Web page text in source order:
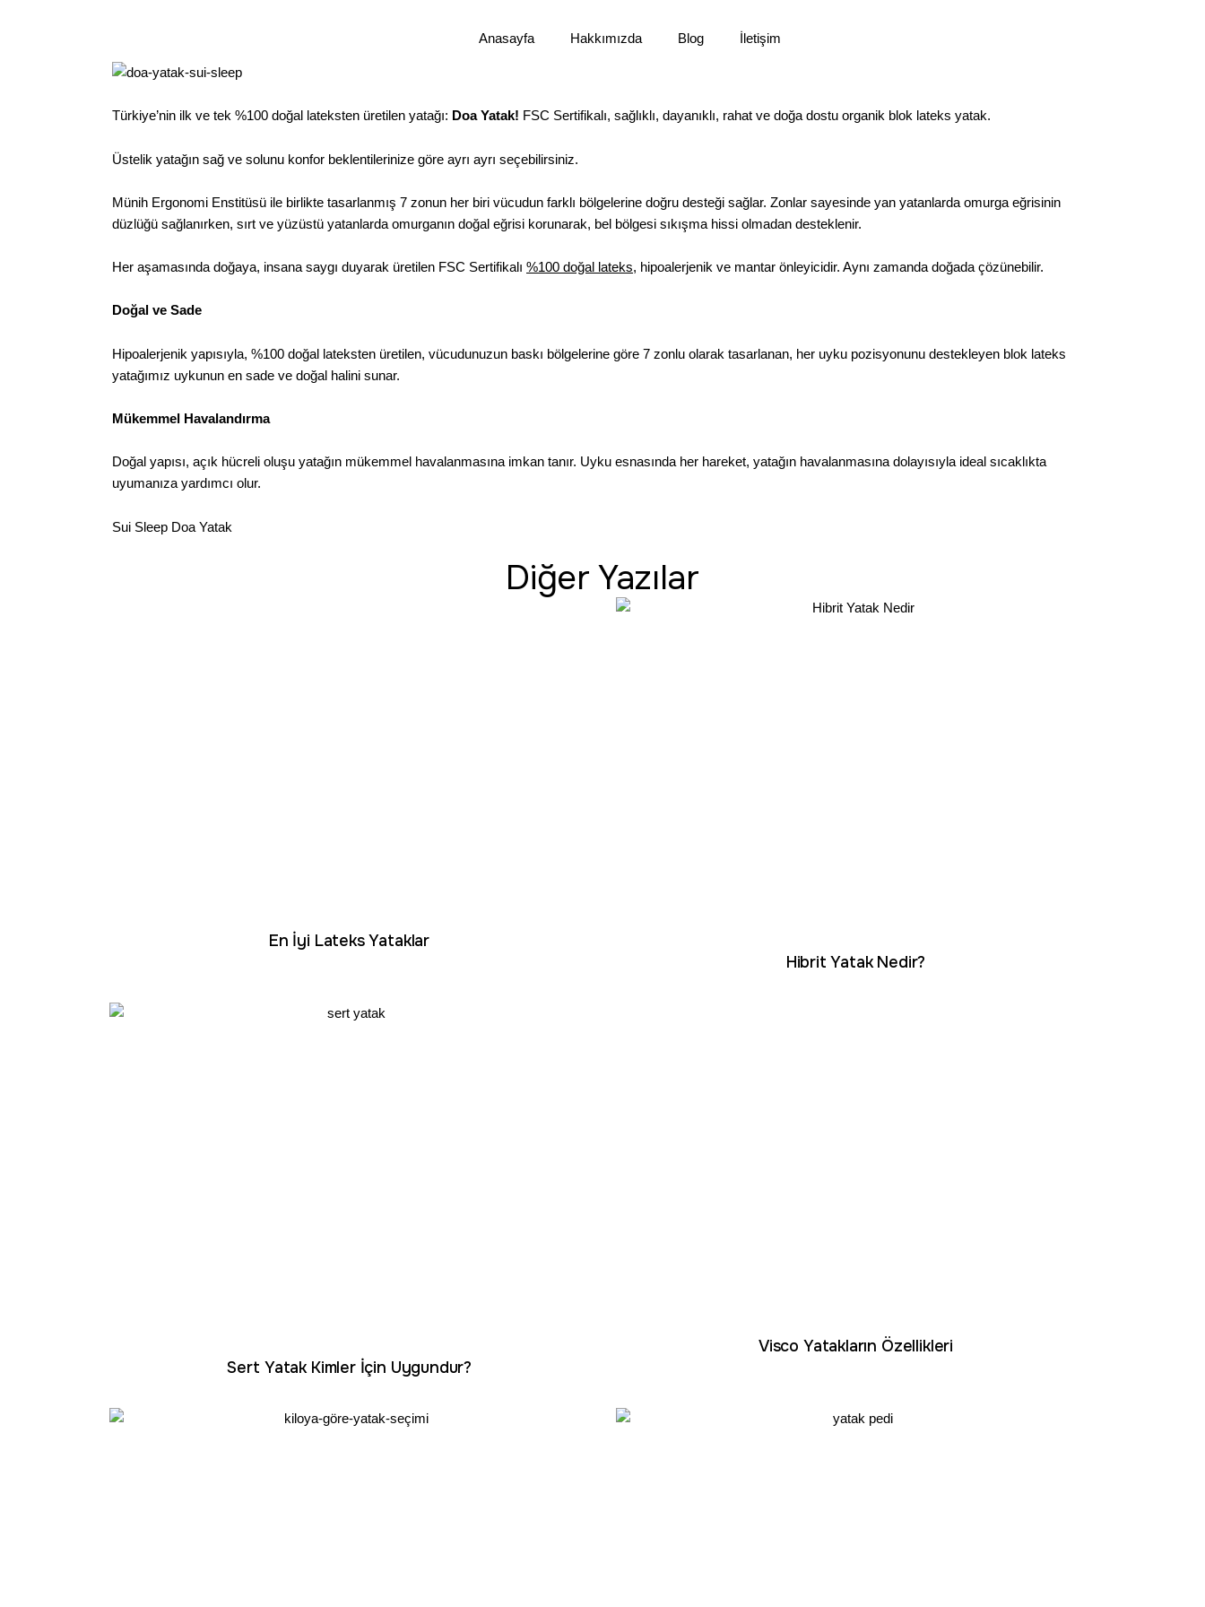
Anasayfa Hakkımızda Blog İletişim
Türkiye’nin ilk ve tek %100 doğal lateksten üretilen yatağı: Doa Yatak! FSC Sertifikalı, sağlıklı, dayanıklı, rahat ve doğa dostu organik blok lateks yatak.
Üstelik yatağın sağ ve solunu konfor beklentilerinize göre ayrı ayrı seçebilirsiniz.
Münih Ergonomi Enstitüsü ile birlikte tasarlanmış 7 zonun her biri vücudun farklı bölgelerine doğru desteği sağlar. Zonlar sayesinde yan yatanlarda omurga eğrisinin
düzlüğü sağlanırken, sırt ve yüzüstü yatanlarda omurganın doğal eğrisi korunarak, bel bölgesi sıkışma hissi olmadan desteklenir.
Her aşamasında doğaya, insana saygı duyarak üretilen FSC Sertifikalı %100 doğal lateks, hipoalerjenik ve mantar önleyicidir. Aynı zamanda doğada çözünebilir.
Doğal ve Sade
Hipoalerjenik yapısıyla, %100 doğal lateksten üretilen, vücudunuzun baskı bölgelerine göre 7 zonlu olarak tasarlanan, her uyku pozisyonunu destekleyen blok lateks
yatağımız uykunun en sade ve doğal halini sunar.
Mükemmel Havalandırma
Doğal yapısı, açık hücreli oluşu yatağın mükemmel havalanmasına imkan tanır. Uyku esnasında her hareket, yatağın havalanmasına dolayısıyla ideal sıcaklıkta
uyumanıza yardımcı olur.
Sui Sleep Doa Yatak
Diğer Yazılar
En İyi Lateks Yataklar
Hibrit Yatak Nedir?
Sert Yatak Kimler İçin Uygundur?
Visco Yatakların Özellikleri